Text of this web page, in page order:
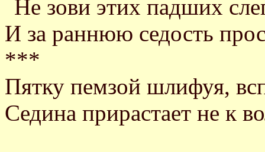
Не зови этих падших
И за раннюю седость
***
Пятку пемзой шлифуя,
Седина прирастает не к